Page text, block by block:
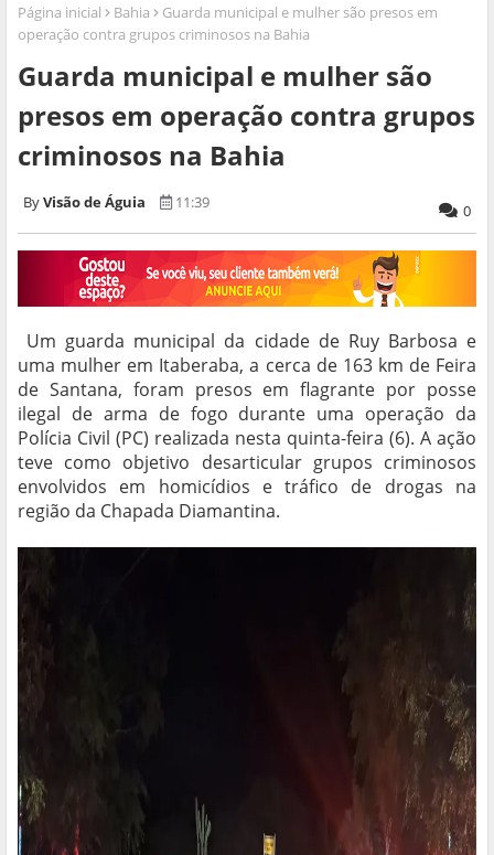
Página inicial Bahia
Guarda municipal e mulher são presos em
operação contra grupos criminosos na Bahia
Guarda municipal e mulher são
presos em operação contra grupos
criminosos na Bahia
Visão de Águia 11:39 0
Um guarda municipal da cidade de Ruy Barbosa e
uma mulher em Itaberaba, a cerca de 163 km de Feira
de Santana, foram presos em flagrante por posse
ilegal de arma de fogo durante uma operação da
Polícia Civil (PC) realizada nesta quinta-feira (6). A ação
teve como objetivo desarticular grupos criminosos
envolvidos em homicídios e tráfico de drogas na
região da Chapada Diamantina.